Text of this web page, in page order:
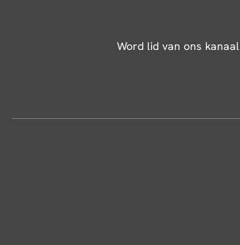
Word lid van ons kanaal